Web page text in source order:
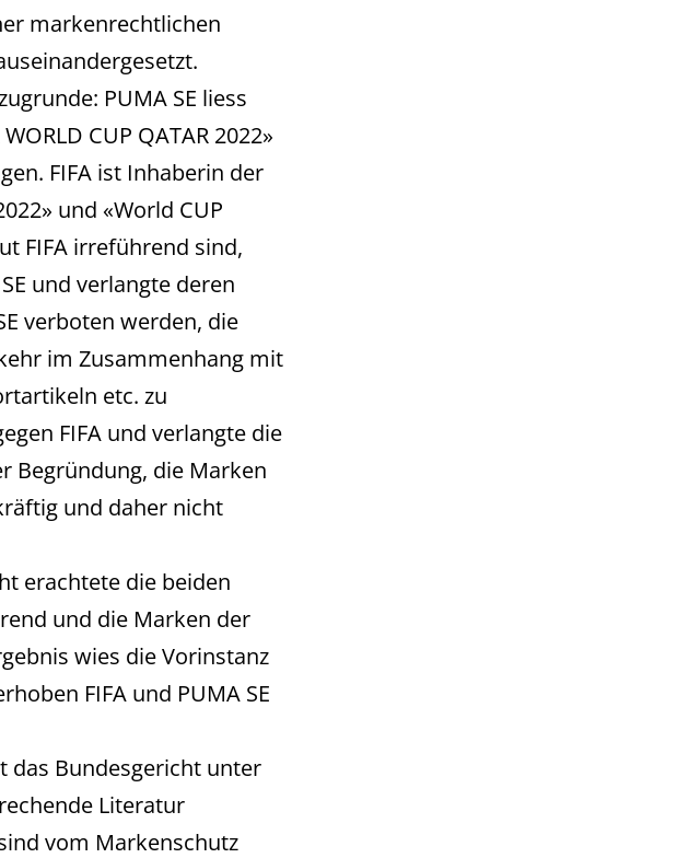
markenrechtlichen
PUMA SE liess
CUP QATAR 2022»
FIFA ist Inhaberin der
und «World CUP
FIFA irreführend sind,
und verlangte deren
verboten werden, die
im Zusammenhang mit
etc. zu
FIFA und verlangte die
Begründung, die Marken
und daher nicht
erachtete die beiden
und die Marken der
wies die Vorinstanz
FIFA und PUMA SE
das Bundesgericht unter
Literatur
vom Markenschutz